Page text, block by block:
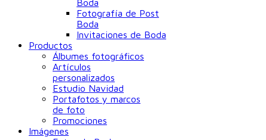
Boda
Fotografía de Post
Boda
Invitaciones de Boda
Productos
Álbumes fotográficos
Artículos
personalizados
Estudio Navidad
Portafotos y marcos
de foto
Promociones
Imágenes